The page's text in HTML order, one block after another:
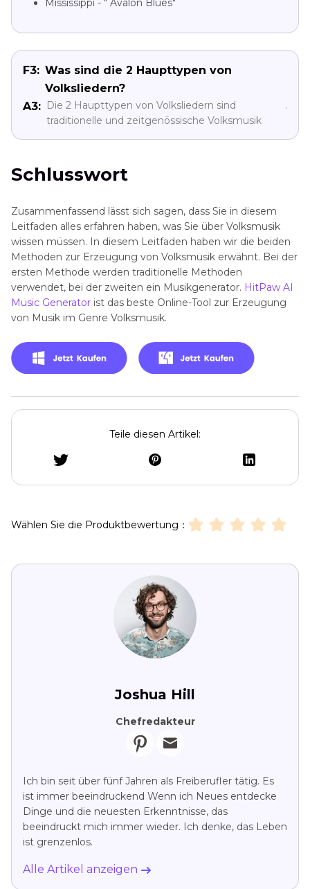
Mississippi - " Avalon Blues"
F3: Was sind die 2 Haupttypen von
Volksliedern?
A3: Die 2 Haupttypen von Volksliedern sind
traditionelle und zeitgenössische Volksmusik
.
Schlusswort
Zusammenfassend lässt sich sagen, dass Sie in diesem
Leitfaden alles erfahren haben, was Sie über Volksmusik
wissen müssen. In diesem Leitfaden haben wir die beiden
Methoden zur Erzeugung von Volksmusik erwähnt. Bei der
ersten Methode werden traditionelle Methoden
verwendet, bei der zweiten ein Musikgenerator. HitPaw AI
Music Generator ist das beste Online-Tool zur Erzeugung
von Musik im Genre Volksmusik.
Teile diesen Artikel:
Wählen Sie die Produktbewertung：
Joshua Hill
Chefredakteur
Ich bin seit über fünf Jahren als Freiberufler tätig. Es
ist immer beeindruckend Wenn ich Neues entdecke
Dinge und die neuesten Erkenntnisse, das
beeindruckt mich immer wieder. Ich denke, das Leben
ist grenzenlos.
Alle Artikel anzeigen